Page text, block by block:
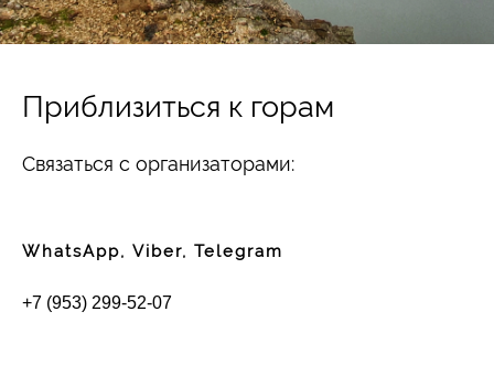
Приблизиться к горам
Связаться с организаторами:
WhatsApp, Viber, Telegram
+7 (953) 299-52-07